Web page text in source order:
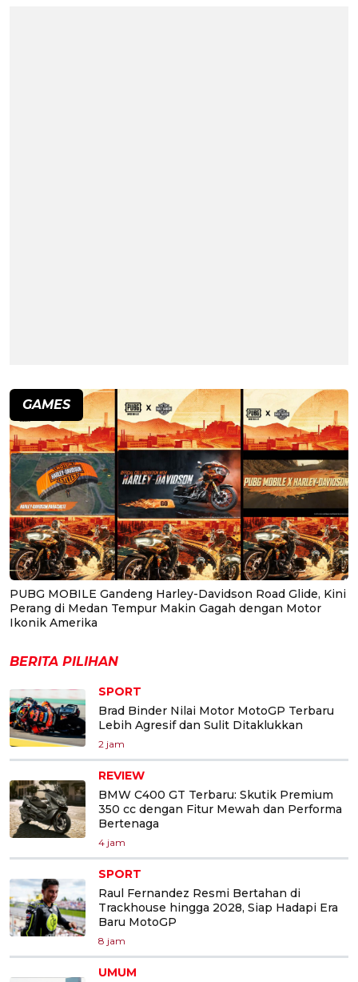
GAMES
PUBG MOBILE Gandeng Harley-Davidson Road Glide, Kini
Perang di Medan Tempur Makin Gagah dengan Motor
Ikonik Amerika
BERITA PILIHAN
SPORT
Brad Binder Nilai Motor MotoGP Terbaru
Lebih Agresif dan Sulit Ditaklukkan
2 jam
REVIEW
BMW C400 GT Terbaru: Skutik Premium
350 cc dengan Fitur Mewah dan Performa
Bertenaga
4 jam
SPORT
Raul Fernandez Resmi Bertahan di
Trackhouse hingga 2028, Siap Hadapi Era
Baru MotoGP
8 jam
UMUM